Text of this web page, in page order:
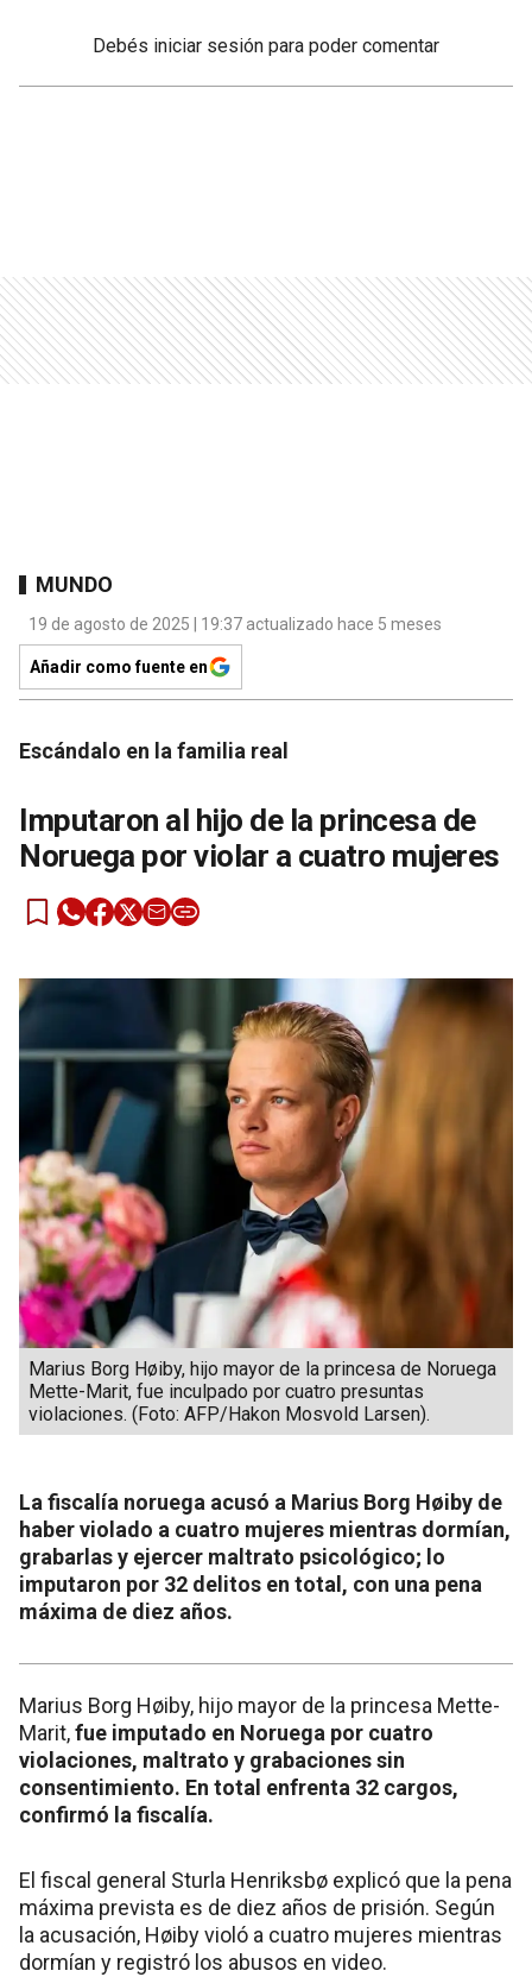
Debés iniciar sesión para poder comentar
MUNDO
19 de agosto de 2025 | 19:37 actualizado hace 5 meses
Añadir como fuente en
Escándalo en la familia real
Imputaron al hijo de la princesa de
Noruega por violar a cuatro mujeres
Marius Borg Høiby, hijo mayor de la princesa de Noruega
Mette-Marit, fue inculpado por cuatro presuntas
violaciones. (Foto: AFP/Hakon Mosvold Larsen).
La fiscalía noruega acusó a Marius Borg Høiby de
haber violado a cuatro mujeres mientras dormían,
grabarlas y ejercer maltrato psicológico; lo
imputaron por 32 delitos en total, con una pena
máxima de diez años.
Marius Borg Høiby, hijo mayor de la princesa Mette-
Marit,fue imputado en Noruega por cuatro
violaciones, maltrato y grabaciones sin
consentimiento. En total enfrenta 32 cargos,
confirmó la fiscalía.
El fiscal general Sturla Henriksbø explicó que la pena
máxima prevista es de diez años de prisión. Según
la acusación, Høiby violó a cuatro mujeres mientras
dormían y registró los abusos en video.